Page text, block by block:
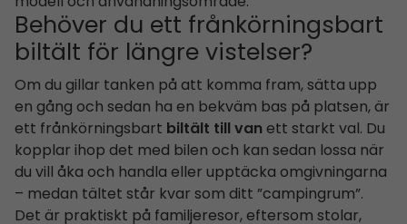
Behöver du ett frånkörningsbart
biltält för längre vistelser?
Om du gillar tanken på att komma fram, sätta upp
en gång och sedan ha en bekväm bas på platsen, är
ett frånkörningsbart biltält till vanett starkt val. Du
kopplar ihop det med bilen och kan sedan lossa när
du vill åka och handla eller upptäcka omgivningarna
– medan tältet står kvar som ditt ”campingrum”.
Det är praktiskt på familjeresor, eftersom stolar,